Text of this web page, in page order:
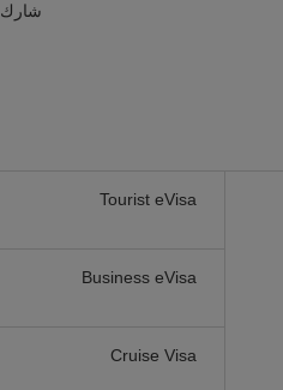
شارك
Tourist eVisa
Business eVisa
Cruise Visa